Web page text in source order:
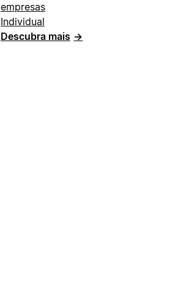
empresas
Individual
Descubra mais →